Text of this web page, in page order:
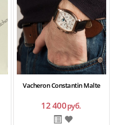
Vacheron Constantin Malte
12 400руб.